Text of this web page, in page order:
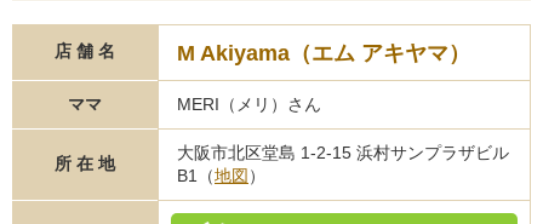
店 舗 名 M Akiyama（エム アキヤマ）
ママ MERI（メリ）さん
所 在 地
大阪市北区堂島 1-2-15 浜村サンプラザビル
B1（地図 ）